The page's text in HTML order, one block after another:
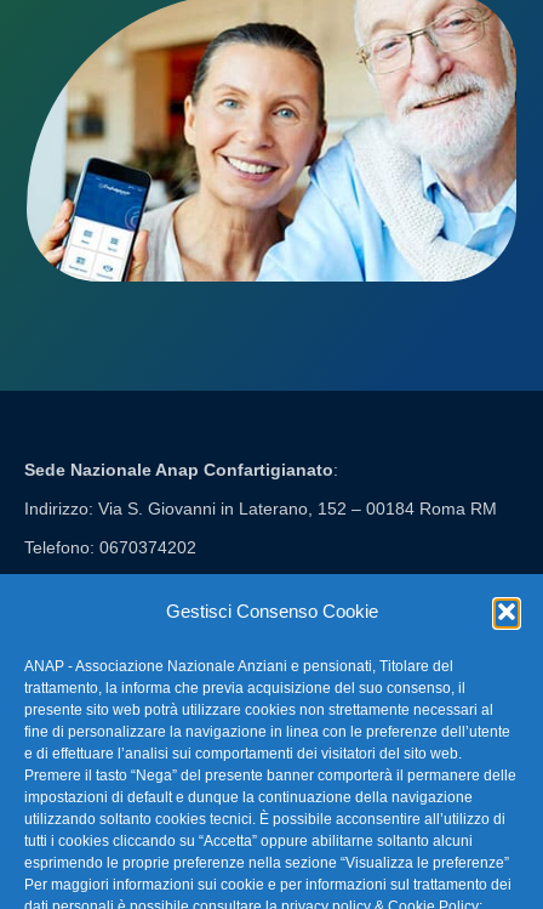
Gestisci Consenso Cookie
ANAP - Associazione Nazionale Anziani e pensionati, Titolare del
trattamento, la informa che previa acquisizione del suo consenso, il
presente sito web potrà utilizzare cookies non strettamente necessari al
fine di personalizzare la navigazione in linea con le preferenze dell’utente
e di effettuare l’analisi sui comportamenti dei visitatori del sito web.
Premere il tasto “Nega” del presente banner comporterà il permanere delle
impostazioni di default e dunque la continuazione della navigazione
utilizzando soltanto cookies tecnici. È possibile acconsentire all’utilizzo di
tutti i cookies cliccando su “Accetta” oppure abilitarne soltanto alcuni
esprimendo le proprie preferenze nella sezione “Visualizza le preferenze”
Per maggiori informazioni sui cookie e per informazioni sul trattamento dei
Sede Nazionale Anap Confartigianato:
Indirizzo: Via S. Giovanni in Laterano, 152 – 00184 Roma RM
Telefono: 0670374202
FAQ – Domande Frequenti
La nostra Newsletter
Link Utili
TG Confartigianato